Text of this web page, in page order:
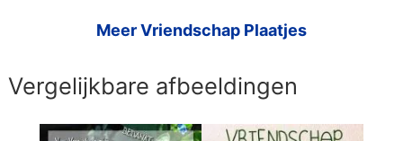
Meer Vriendschap Plaatjes
Vergelijkbare afbeeldingen